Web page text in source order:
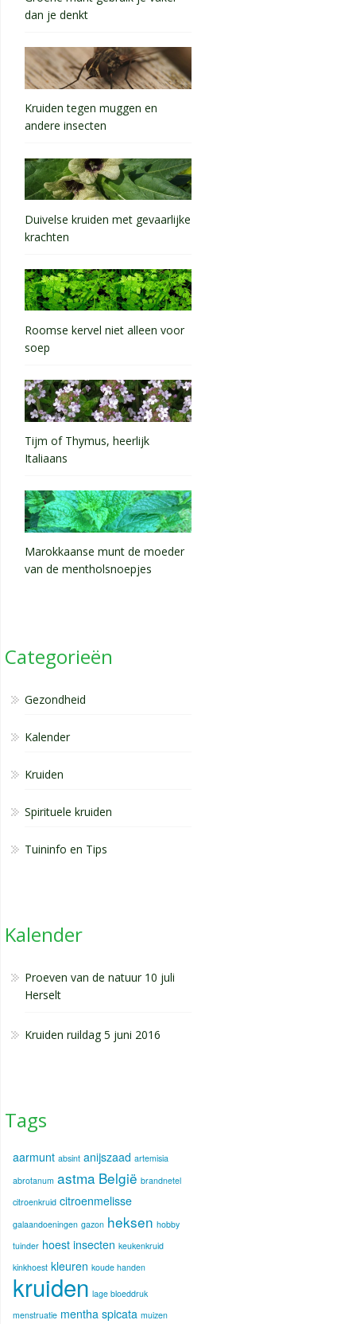
dan je denkt
Kruiden tegen muggen en
andere insecten
Duivelse kruiden met gevaarlijke
krachten
Roomse kervel niet alleen voor
soep
Tijm of Thymus, heerlijk
Italiaans
Marokkaanse munt de moeder
van de mentholsnoepjes
Categorieën
Gezondheid
Kalender
Kruiden
Spirituele kruiden
Tuininfo en Tips
Kalender
Proeven van de natuur 10 juli
Herselt
Kruiden ruildag 5 juni 2016
Tags
aarmunt absint anijszaad artemisia
abrotanum astma België brandnetel
citroenkruid citroenmelisse
galaandoeningen gazon heksen hobby
tuinder hoest insecten keukenkruid
kinkhoest kleuren koude handen
kruiden lage bloeddruk
menstruatie mentha spicata muizen